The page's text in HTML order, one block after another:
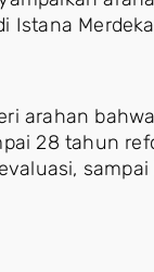
Istana
arahan
28 tahun